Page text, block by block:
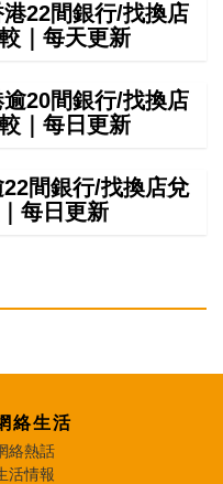
22間銀行/找換店
｜每天更新
20間銀行/找換店
｜每日更新
間銀行/找換店兌
每日更新
絡生活
絡熱話
活情報